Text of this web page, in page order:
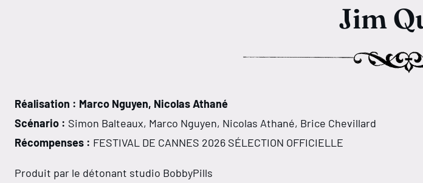
Jim
Réalisation : Marco Nguyen, Nicolas Athané
Scénario : Simon Balteaux, Marco Nguyen, Nicolas Athané, Brice Chevillard
Récompenses : FESTIVAL DE CANNES 2026 SÉLECTION OFFICIELLE
Produit par le détonant studio BobbyPills